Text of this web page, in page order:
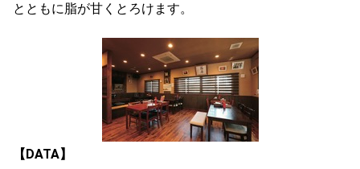
とともに脂が甘くとろけます。
【DATA】